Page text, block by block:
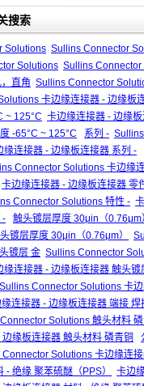
搜索
Solutions Sullins Connector
Solutions Sullins Connector
直角 Sullins Connector
卡边缘连接器 - 边缘板
~ 125°C 卡边缘连接器 - 边缘
-65°C ~ 125°C
系列 -
连接器 - 边缘板连接器 系列 -
Connector Solutions 卡边缘
卡边缘连接器 - 边缘板连接器 零
Connector Solutions 特性 -
-
触头镀层厚度 30μin（0.76μm
镀层厚度 30μin（0.76μm）
镀层 金 Sullins Connector
连接器 - 边缘板连接器 触头镀
Sullins Connector Solutions 卡
连接器 - 边缘板连接器 端接 焊
Solutions 触头材料 磷
缘板连接器 触头材料 磷青铜
Solutions 卡边缘连
绝缘 聚苯硫醚（PPS）
卡边